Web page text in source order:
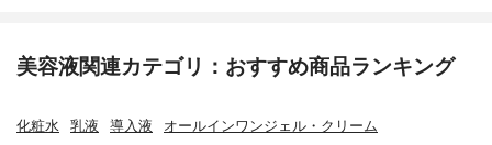
美容液関連カテゴリ：おすすめ商品ランキング
化粧水 乳液 導入液 オールインワンジェル・クリーム